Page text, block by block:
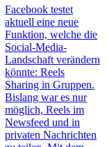
Facebook testet
aktuell eine neue
Funktion, welche die
Social-Media-
Landschaft verändern
könnte: Reels
Sharing in Gruppen.
Bislang war es nur
möglich, Reels im
Newsfeed und in
privaten Nachrichten